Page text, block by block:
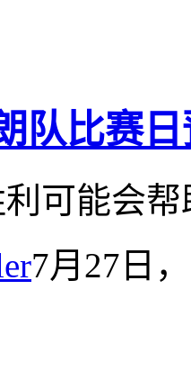
队比赛
可能会
7月27日